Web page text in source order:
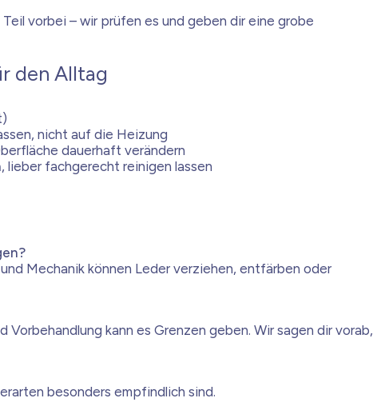
vorbei – wir prüfen es und geben dir eine grobe
den Alltag
nicht auf die Heizung
dauerhaft verändern
, lieber fachgerecht reinigen lassen
Mechanik können Leder verziehen, entfärben oder
kann es Grenzen geben. Wir sagen dir vorab,
besonders empfindlich sind.